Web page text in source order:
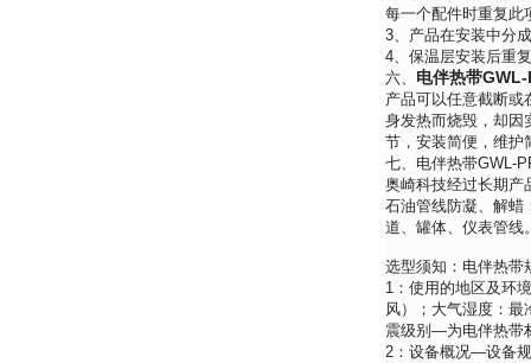
每一个配件时重复此
3、产品在安装中分
4、保温层安装后重
六、 电伴热带GWL-
产品可以任意截断或
身发热而烧毁，却因
节，安装简便，维护
七、电伴热带GWL-
奥崎科技经过长期产
石油管线防凝、解蜡
道、罐体、仪表管线
选型须知：电伴热带
1：使用的地区及环
风）；大气湿度：最
震级别—为电伴热带
2：设备概况—设备